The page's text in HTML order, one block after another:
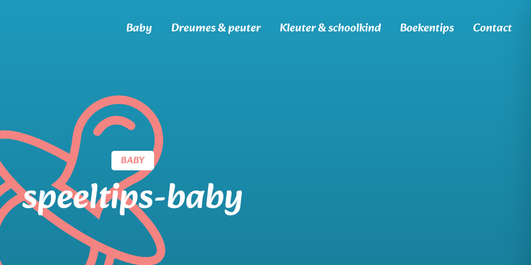
Baby Dreumes & peuter Kleuter & schoolkind Boekentips Contact
BABY
speeltips-baby